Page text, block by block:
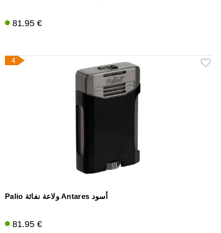
81.95 €
4
Palio ولاعة نفاثة Antares أسود
81.95 €